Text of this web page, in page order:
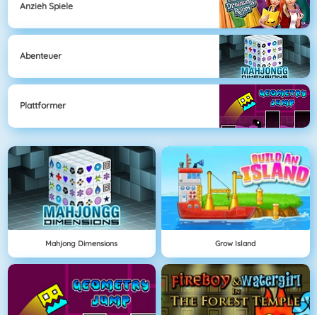
Anzieh Spiele
Abenteuer
Plattformer
Mahjong Dimensions Grow Island